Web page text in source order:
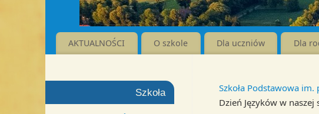
AKTUALNOŚCI O szkole Dla uczniów Dla
Szkoła Podstawowa
Dzień Języków w
Szkoła